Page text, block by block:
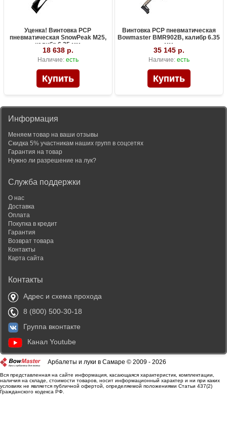
Уценка! Винтовка PCP
пневматическая SnowPeak M25,
калибр 6.35 мм
18 638 р.
Наличие: есть
Винтовка PCP пневматическая
Bowmaster BMR902B, калибр 6.35
мм
35 145 р.
Наличие: есть
Информация
Меняем товар на ваши отзывы
Скидка 5% участникам наших групп в соцсетях
Гарантия на товар
Нужно ли разрешение на лук?
Служба поддержки
О нас
Доставка
Оплата
Покупка в кредит
Гарантия
Возврат товара
Контакты
Карта сайта
Контакты
Адрес и схема прохода
8 (800) 500-30-18
Группа вконтакте
Канал Youtube
Арбалеты и луки в Самаре © 2009 - 2026
Вся представленная на сайте информация, касающаяся характеристик, комплектации,
наличия на складе, стоимости товаров, носит информационный характер и ни при каких
условиях не является публичной офертой, определяемой положениями Статьи 437(2)
Гражданского кодекса РФ.